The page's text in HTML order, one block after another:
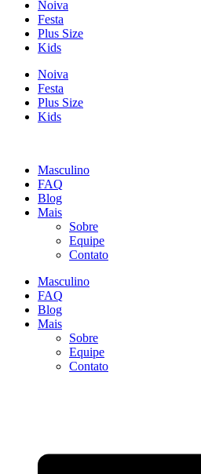
Noiva
Festa
Plus Size
Kids
Noiva
Festa
Plus Size
Kids
Masculino
FAQ
Blog
Mais
Sobre
Equipe
Contato
Masculino
FAQ
Blog
Mais
Sobre
Equipe
Contato